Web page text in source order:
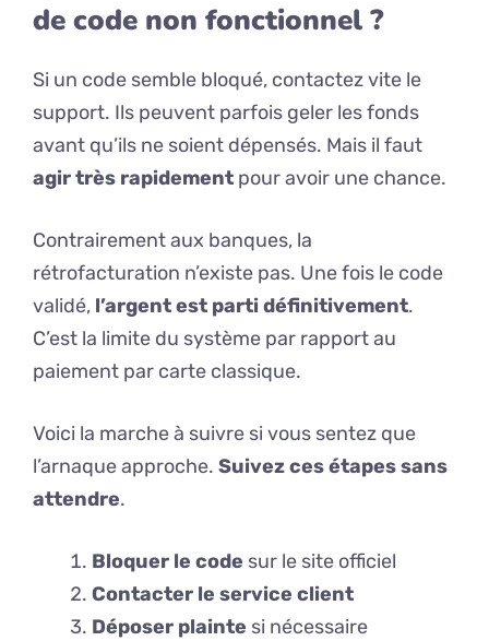
de code non fonctionnel ?
Si un code semble bloqué, contactez vite le
support. Ils peuvent parfois geler les fonds
avant qu’ils ne soient dépensés. Mais il faut
agir très rapidement pour avoir une chance.
Contrairement aux banques, la
rétrofacturation n’existe pas. Une fois le code
validé, l’argent est parti définitivement.
C’est la limite du système par rapport au
paiement par carte classique.
Voici la marche à suivre si vous sentez que
l’arnaque approche. Suivez ces étapes sans
attendre.
Bloquer le code sur le site officiel
Contacter le service client
Déposer plainte si nécessaire